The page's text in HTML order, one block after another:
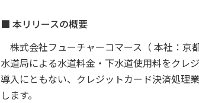
■ 本リリースの概要
株式会社フューチャーコマース（ 本社：京
水道局による水道料金・下水道使用料をクレ
導入にともない、クレジットカード決済処理
します。